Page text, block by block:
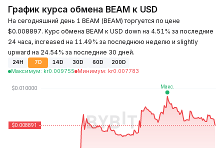
График курса обмена BEAM к USD
На сегодняшний день 1 BEAM (BEAM) торгуется по цене
$0.008897. Курс обмена BEAM к USD down на 4.51% за последние
24 часа, increased на 11.49% за последнюю неделю и slightly
upward на 24.54% за последние 30 дней.
24H 7D 14D 30D 60D
200D
Максимум: kr0.009755 Минимум: kr0.007783